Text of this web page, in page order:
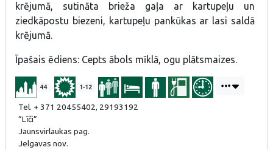
krējumā, sutināta brieža gaļa ar kartupeļu un
ziedkāpostu biezeni, kartupeļu pankūkas ar lasi saldā
krējumā.
Īpašais ēdiens: Cepts ābols mīklā, ogu plātsmaizes.
44 1-12
Tel. + 371 20455402, 29193192
“Līči”
Jaunsvirlaukas pag.
Jelgavas nov.